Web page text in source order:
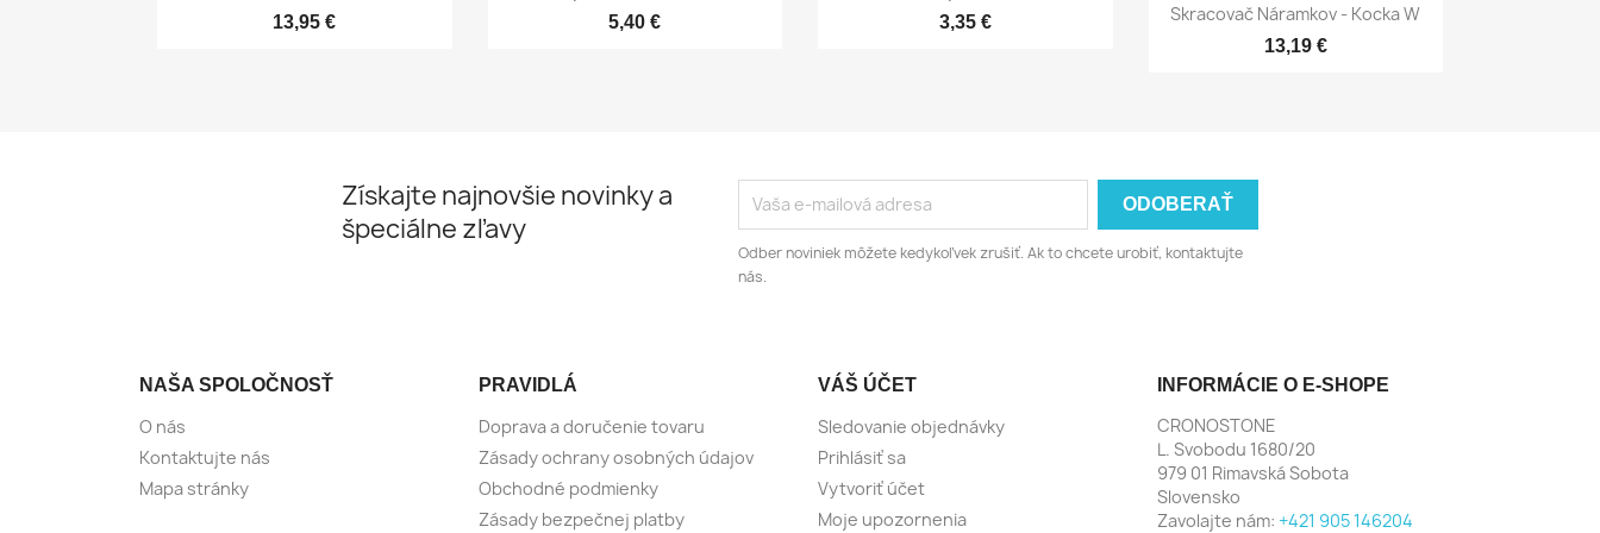
13,95 € 5,40 € 3,35 € Rýchly náhľad
Skracovač Náramkov - Kocka W
13,19 €
Získajte najnovšie novinky a
špeciálne zľavy
Odber noviniek môžete kedykoľvek zrušiť. Ak to chcete urobiť, kontaktujte
nás.
NAŠA SPOLOČNOSŤ
O nás
Kontaktujte nás
Mapa stránky
PRAVIDLÁ
Doprava a doručenie tovaru
Zásady ochrany osobných údajov
Obchodné podmienky
Zásady bezpečnej platby
VÁŠ ÚČET
Sledovanie objednávky
Prihlásiť sa
Vytvoriť účet
Moje upozornenia
INFORMÁCIE O E-SHOPE
CRONOSTONE
L. Svobodu 1680/20
979 01 Rimavská Sobota
Slovensko
Zavolajte nám: +421 905 146204